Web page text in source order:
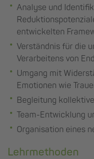
Analyse und
entwickelten
Verständnis für die
Verarbeitens von
Umgang mit
Emotionen wie
Begleitung
Team-Entwicklung
Organisation eines
Lehrmethoden